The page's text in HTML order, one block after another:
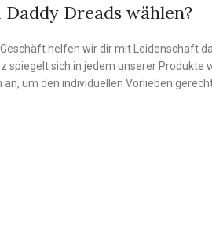
Dreads wählen?
helfen wir dir mit Leidenschaft
spiegelt sich in jedem unserer Produkte
an, um den individuellen Vorlieben